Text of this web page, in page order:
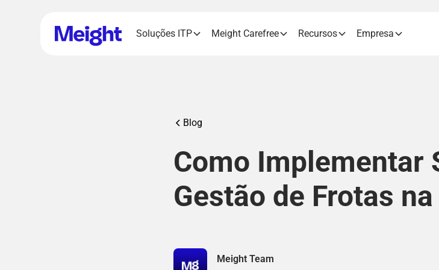
Soluções ITP Meight Carefree Recursos Empresa
Blog
Como Implementar
Gestão de Frotas
Meight Team